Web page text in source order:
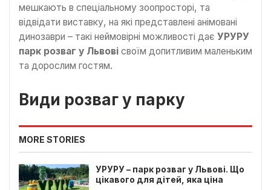
мешкають в спеціальному зоопросторі, та
відвідати виставку, на які представлені анімовані
динозаври – такі неймовірні можливості дає УРУРУ
парк розваг у Львові своїм допитливим маленьким
та дорослим гостям.
Види розваг у парку
MORE STORIES
УРУРУ – парк розваг у Львові. Що
цікавого для дітей, яка ціна